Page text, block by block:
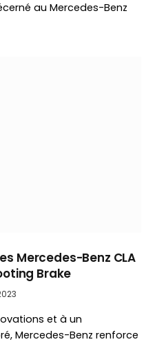
au Mercedes-Benz
Mercedes-Benz CLA
Brake
et à un
Mercedes-Benz renforce